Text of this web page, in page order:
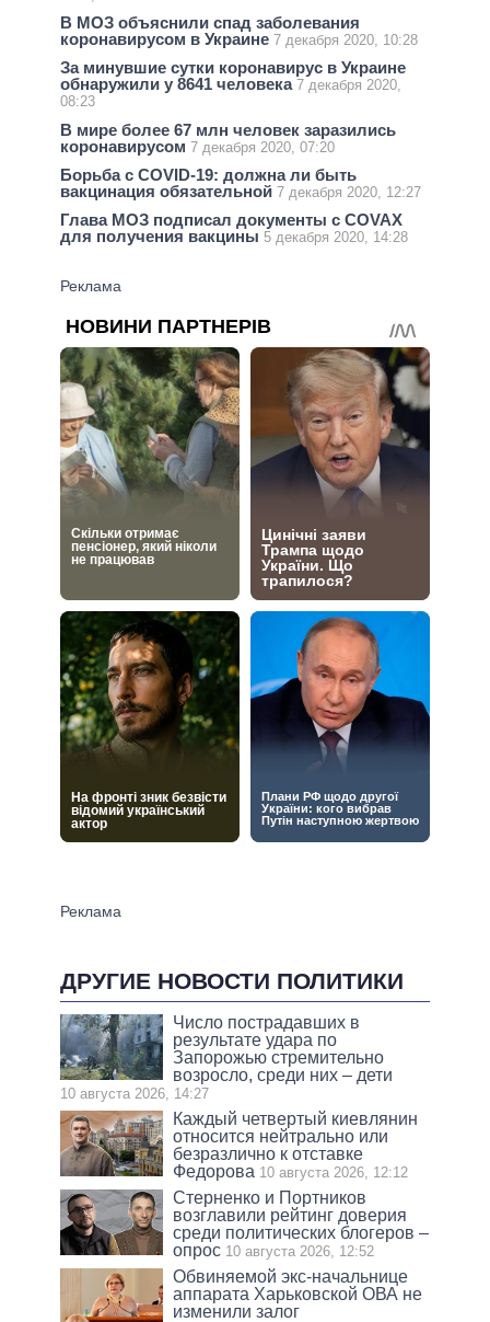
В МОЗ объяснили спад заболевания
коронавирусом в Украине 7 декабря 2020, 10:28
За минувшие сутки коронавирус в Украине
обнаружили у 8641 человека 7 декабря 2020,
08:23
В мире более 67 млн человек заразились
коронавирусом 7 декабря 2020, 07:20
Борьба с COVID-19: должна ли быть
вакцинация обязательной 7 декабря 2020, 12:27
Глава МОЗ подписал документы с COVAX
для получения вакцины 5 декабря 2020, 14:28
ДРУГИЕ НОВОСТИ ПОЛИТИКИ
Число пострадавших в
результате удара по
Запорожью стремительно
возросло, среди них – дети
10 августа 2026, 14:27
Каждый четвертый киевлянин
относится нейтрально или
безразлично к отставке
Федорова 10 августа 2026, 12:12
Стерненко и Портников
возглавили рейтинг доверия
среди политических блогеров –
опрос 10 августа 2026, 12:52
Обвиняемой экс-начальнице
аппарата Харьковской ОВА не
изменили залог